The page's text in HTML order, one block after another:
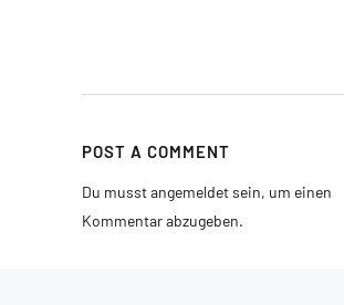
POST A COMMENT
Du musstangemeldetsein, um einen
Kommentar abzugeben.